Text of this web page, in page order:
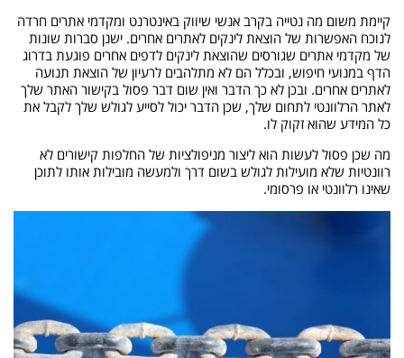
קיימת משום מה נטייה בקרב אנשי שיווק באינטרנט ומקדמי אתרים חרדה
לנוכח האפשרות של הוצאת לינקים לאתרים אחרים. ישנן סברות שונות
של מקדמי אתרים שגורסים שהוצאת לינקים לדפים אחרים פוגעת בדרוג
הדף במנועי חיפוש, ובכלל הם לא מתלהבים לרעיון של הוצאת תנועה
לאתרים אחרים. ובכן לא כך הדבר ואין שום דבר פסול בקישור האתר שלך
לאתר הרלוונטי לתחום שלך, שכן הדבר יכול לסייע לגולש שלך לקבל את
כל המידע שהוא זקוק לו.
מה שכן פסול לעשות הוא ליצור מניפולציות של החלפות קישורים לא
רוונטיות שלא מועילות לגולש בשום דרך ולמעשה מובילות אותו לתוכן
שאינו רלוונטי או פרסומי.